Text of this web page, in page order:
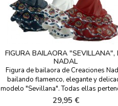
FIGURA BAILAORA "SEVILLANA",
NADAL
Figura de bailaora de Creaciones
bailando flamenco, elegante y
modelo "Sevillana". Todas ellas
a una serie limitada y numerada, y se
Precio
29,95 €